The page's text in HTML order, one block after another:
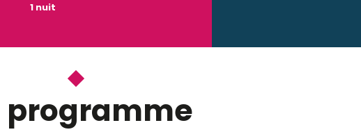
1 nuit
programme